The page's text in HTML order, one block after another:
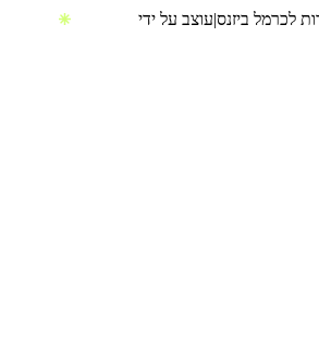
|עוצב על ידי